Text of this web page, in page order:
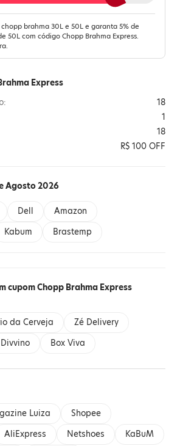
brahma 30L e 50L e garanta 5% de
50L com código Chopp Brahma Express.
Express
18
1
18
R$ 100 OFF
Agosto 2026
Dell
Amazon
Kabum Brastemp
cupom Chopp Brahma Express
da Cerveja
Zé Delivery
Divvino Box Viva
Luiza
Shopee
AliExpress Netshoes
KaBuM